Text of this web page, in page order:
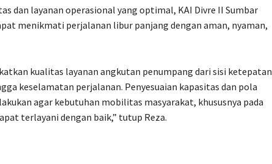
dan layanan operasional yang optimal, KAI Divre II Sumbar
menikmati perjalanan libur panjang dengan aman, nyaman,
kualitas layanan angkutan penumpang dari sisi ketepatan
keselamatan perjalanan. Penyesuaian kapasitas dan pola
agar kebutuhan mobilitas masyarakat, khususnya pada
terlayani dengan baik,” tutup Reza.